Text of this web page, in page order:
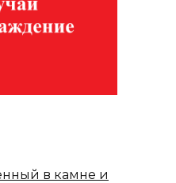
в камне и